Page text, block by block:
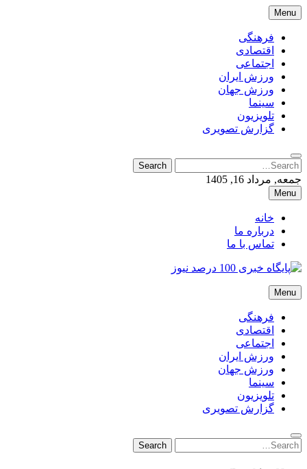
Skip
to
content
Menu
فرهنگی
اقتصادی
اجتماعی
ورزش ایران
ورزش جهان
سینما
تلویزیون
گزارش تصویری
Search
for:
Search
جمعه, مرداد 16, 1405
Menu
خانه
درباره ما
تماس با ما
پایگاه خبری 100 درصد نیوز
پایگاه خبری 100 درصد نیوز
Menu
فرهنگی
اقتصادی
اجتماعی
ورزش ایران
ورزش جهان
سینما
تلویزیون
گزارش تصویری
Search
for:
Search